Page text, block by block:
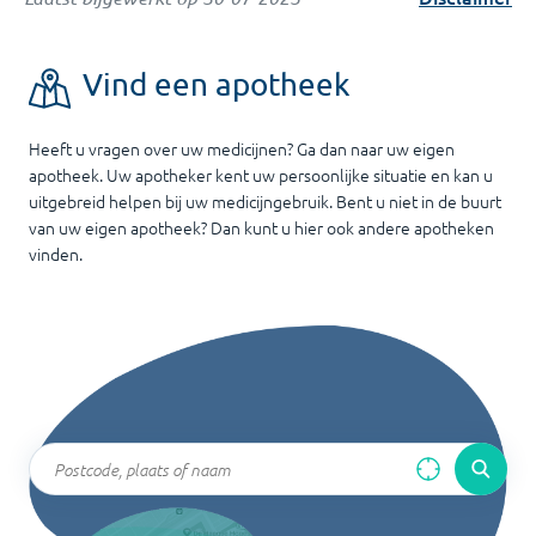
Vind een apotheek
Heeft u vragen over uw medicijnen? Ga dan naar uw eigen
apotheek. Uw apotheker kent uw persoonlijke situatie en kan u
uitgebreid helpen bij uw medicijngebruik. Bent u niet in de buurt
van uw eigen apotheek? Dan kunt u hier ook andere apotheken
vinden.